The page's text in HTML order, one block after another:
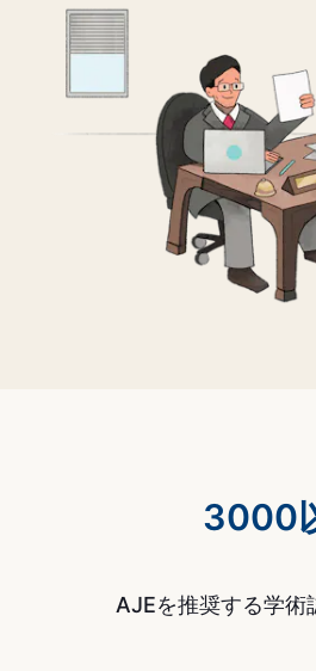
3000
AJEを推奨する学術